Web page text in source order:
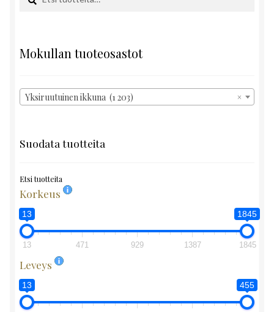
Mokullan tuoteosastot
×
Yksiruutuinen ikkuna (1 203)
Suodata tuotteita
Etsi tuotteita
Korkeus
13 1845
13 471 929 1387 1845
Leveys
13 455